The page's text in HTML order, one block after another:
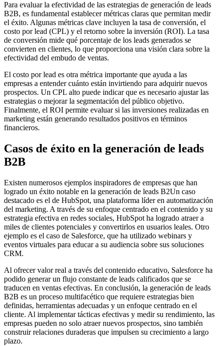
Para evaluar la efectividad de las estrategias de generación de leads
B2B, es fundamental establecer métricas claras que permitan medir
el éxito. Algunas métricas clave incluyen la tasa de conversión, el
costo por lead (CPL) y el retorno sobre la inversión (ROI). La tasa
de conversión mide qué porcentaje de los leads generados se
convierten en clientes, lo que proporciona una visión clara sobre la
efectividad del embudo de ventas.
El costo por lead es otra métrica importante que ayuda a las
empresas a entender cuánto están invirtiendo para adquirir nuevos
prospectos. Un CPL alto puede indicar que es necesario ajustar las
estrategias o mejorar la segmentación del público objetivo.
Finalmente, el ROI permite evaluar si las inversiones realizadas en
marketing están generando resultados positivos en términos
financieros.
Casos de éxito en la generación de leads
B2B
Existen numerosos ejemplos inspiradores de empresas que han
logrado un éxito notable en la generación de leads B2Un caso
destacado es el de HubSpot, una plataforma líder en automatización
del marketing. A través de su enfoque centrado en el contenido y su
estrategia efectiva en redes sociales, HubSpot ha logrado atraer a
miles de clientes potenciales y convertirlos en usuarios leales. Otro
ejemplo es el caso de Salesforce, que ha utilizado webinars y
eventos virtuales para educar a su audiencia sobre sus soluciones
CRM.
Al ofrecer valor real a través del contenido educativo, Salesforce ha
podido generar un flujo constante de leads calificados que se
traducen en ventas efectivas. En conclusión, la generación de leads
B2B es un proceso multifacético que requiere estrategias bien
definidas, herramientas adecuadas y un enfoque centrado en el
cliente. Al implementar tácticas efectivas y medir su rendimiento, las
empresas pueden no solo atraer nuevos prospectos, sino también
construir relaciones duraderas que impulsen su crecimiento a largo
plazo.